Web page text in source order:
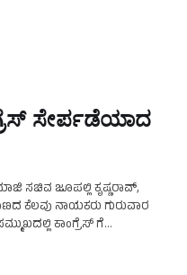
ಸೇರ್ಪಡೆಯಾದ
ಸಚಿವ ಜೂಪಲ್ಲಿ ಕೃಷ್ಣರಾವ್,
ಕೆಲವು ನಾಯಕರು ಗುರುವಾರ
ಕಾಂಗ್ರೆಸ್ ಗೆ